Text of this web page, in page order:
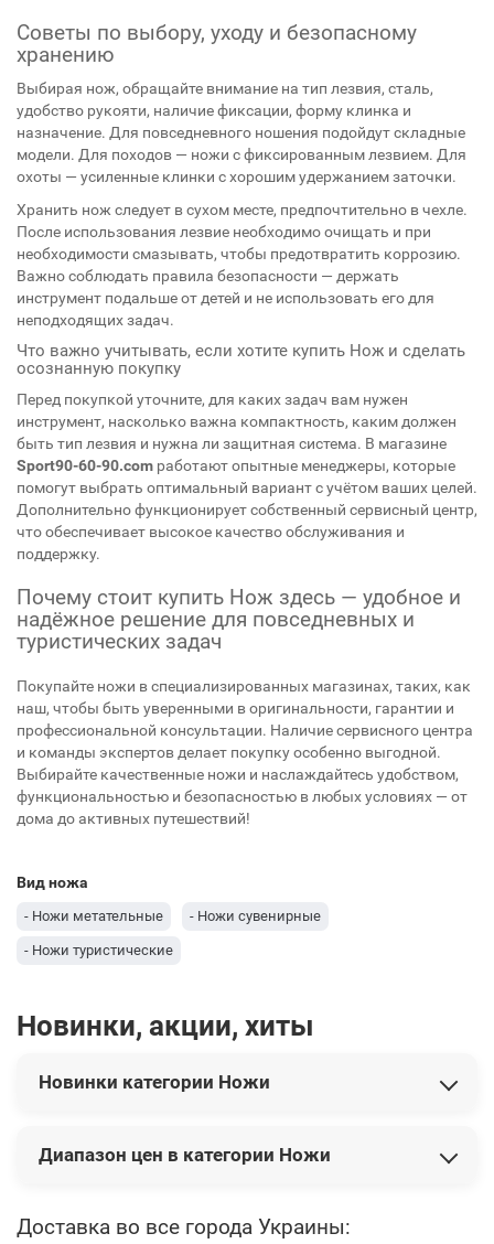
Советы по выбору, уходу и безопасному
хранению
Выбирая нож, обращайте внимание на тип лезвия, сталь,
удобство рукояти, наличие фиксации, форму клинка и
назначение. Для повседневного ношения подойдут складные
модели. Для походов — ножи с фиксированным лезвием. Для
охоты — усиленные клинки с хорошим удержанием заточки.
Хранить нож следует в сухом месте, предпочтительно в чехле.
После использования лезвие необходимо очищать и при
необходимости смазывать, чтобы предотвратить коррозию.
Важно соблюдать правила безопасности — держать
инструмент подальше от детей и не использовать его для
неподходящих задач.
Что важно учитывать, если хотите купить Нож и сделать
осознанную покупку
Перед покупкой уточните, для каких задач вам нужен
инструмент, насколько важна компактность, каким должен
быть тип лезвия и нужна ли защитная система. В магазине
Sport90-60-90.com работают опытные менеджеры, которые
помогут выбрать оптимальный вариант с учётом ваших целей.
Дополнительно функционирует собственный сервисный центр,
что обеспечивает высокое качество обслуживания и
поддержку.
Почему стоит купить Нож здесь — удобное и
надёжное решение для повседневных и
туристических задач
Покупайте ножи в специализированных магазинах, таких, как
наш, чтобы быть уверенными в оригинальности, гарантии и
профессиональной консультации. Наличие сервисного центра
и команды экспертов делает покупку особенно выгодной.
Выбирайте качественные ножи и наслаждайтесь удобством,
функциональностью и безопасностью в любых условиях — от
дома до активных путешествий!
Вид ножа
- Ножи метательные - Ножи сувенирные
- Ножи туристические
Новинки, акции, хиты
Новинки категории Ножи
Нож Buck "Kalinga®" 2021 Limited 19 740 грн
150 грн
Диапазон цен в категории Ножи
Доставка во все города Украины: